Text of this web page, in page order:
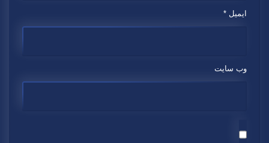
ایمیل *
وب‌ سایت